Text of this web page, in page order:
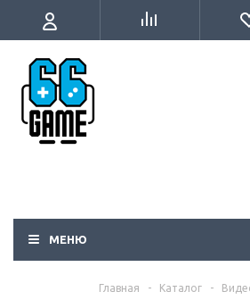
МЕНЮ
Главная - Каталог -